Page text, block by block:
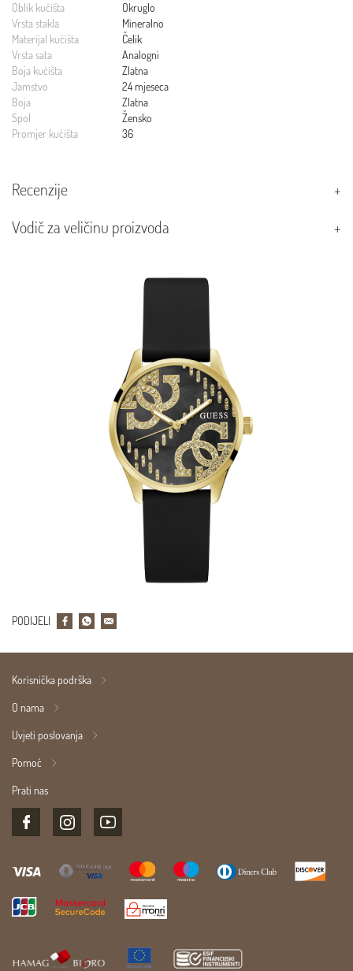
Oblik kućišta
Okruglo
Vrsta stakla
Mineralno
Materijal kućišta
Čelik
Vrsta sata
Analogni
Boja kućišta
Zlatna
Jamstvo
24 mjeseca
Boja
Zlatna
Spol
Žensko
Promjer kućišta
36
Recenzije
Vodič za veličinu proizvoda
PODIJELI
Korisnička podrška
O nama
Uvjeti poslovanja
Pomoć
Prati nas